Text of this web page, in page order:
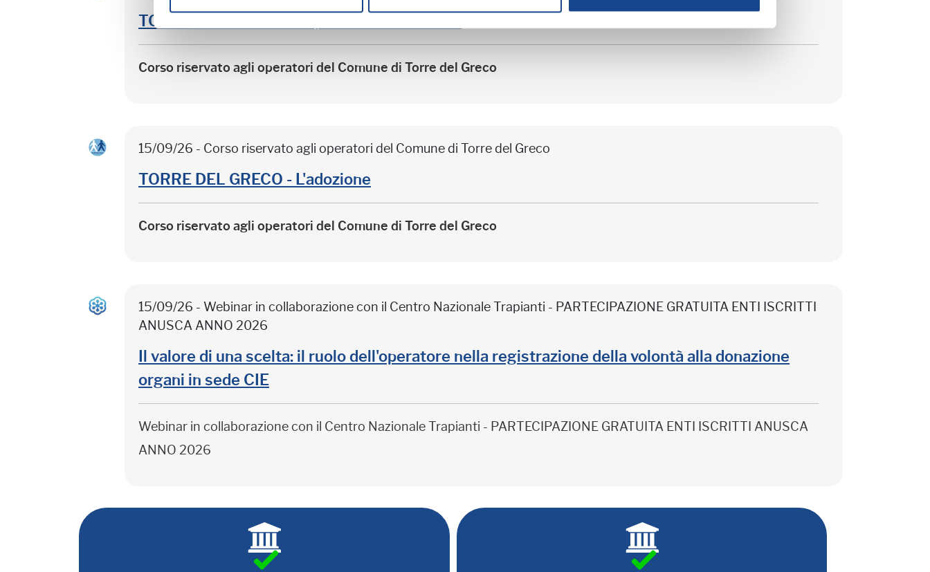
TORRE DEL GRECO - Separazione e divorzio
Corso riservato agli operatori del Comune di Torre del Greco
15/09/26 - Corso riservato agli operatori del Comune di Torre del Greco
TORRE DEL GRECO - L'adozione
Corso riservato agli operatori del Comune di Torre del Greco
15/09/26 - Webinar in collaborazione con il Centro Nazionale Trapianti - PARTECIPAZIONE GRATUITA ENTI ISCRITTI
ANUSCA ANNO 2026
Il valore di una scelta: il ruolo dell'operatore nella registrazione della volontà alla donazione
organi in sede CIE
Webinar in collaborazione con il Centro Nazionale Trapianti - PARTECIPAZIONE GRATUITA ENTI ISCRITTI ANUSCA
ANNO 2026